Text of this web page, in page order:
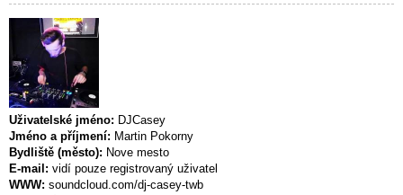
Uživatelské jméno: DJCasey
Jméno a příjmení: Martin Pokorny
Bydliště (město): Nove mesto
E-mail: vidí pouze registrovaný uživatel
WWW: soundcloud.com/dj-casey-twb